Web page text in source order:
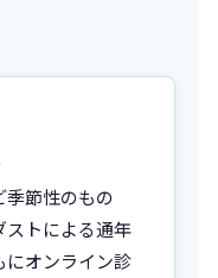
季節性のもの
ストによる通年
にオンライン診